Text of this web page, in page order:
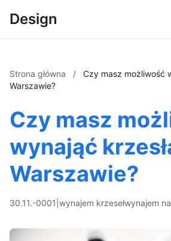
Design
Strona główna /
Czy masz możliwość
Warszawie?
Czy masz
wynająć
Warszawie?
30.11.-0001 wynajem krzesełwynajem